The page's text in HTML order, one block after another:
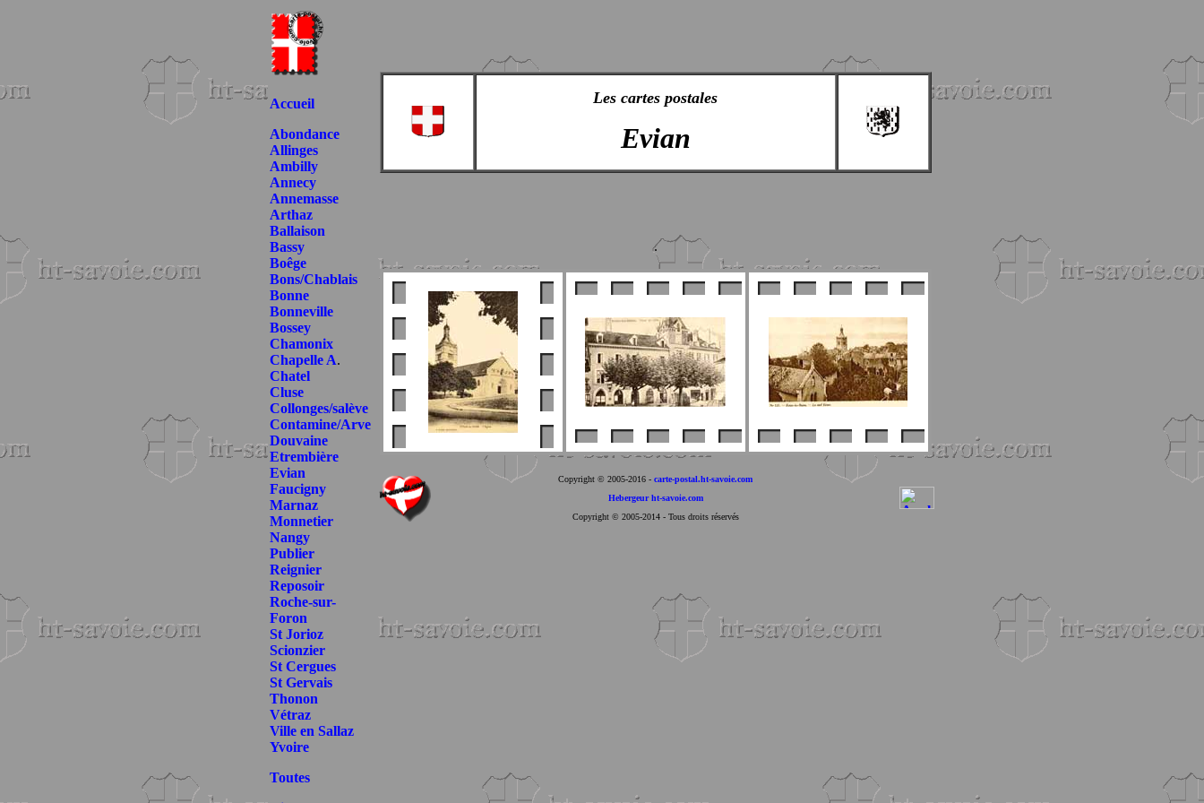
Accueil
Abondance
Allinges
Ambilly
Annecy
Annemasse
Arthaz
Ballaison
Bassy
Boêge
Bons/Chablais
Bonne
Bonneville
Bossey
Chamonix
Chapelle A.
Chatel
Cluse
Collonges/salève
Contamine/Arve
Douvaine
Etrembière
Evian
Faucigny
Marnaz
Monnetier
Nangy
Publier
Reignier
Reposoir
Roche-sur-
Foron
St Jorioz
Scionzier
St Cergues
St Gervais
Thonon
Vétraz
Ville en Sallaz
Yvoire
Toutes
Les cartes postales
Evian
.
Copyright © 2005-2016 - carte-postal.ht-savoie.com
Hebergeur ht-savoie.com
Copyright © 2005-2014 - Tous droits réservés